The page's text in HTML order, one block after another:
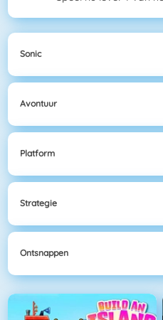
Sonic
Avontuur
Platform
Strategie
Ontsnappen